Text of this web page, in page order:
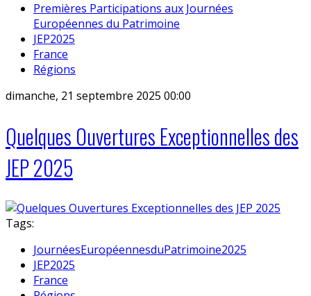
Premières Participations aux Journées
Européennes du Patrimoine
JEP2025
France
Régions
dimanche, 21 septembre 2025 00:00
Quelques Ouvertures Exceptionnelles des
JEP 2025
Tags:
JournéesEuropéennesduPatrimoine2025
JEP2025
France